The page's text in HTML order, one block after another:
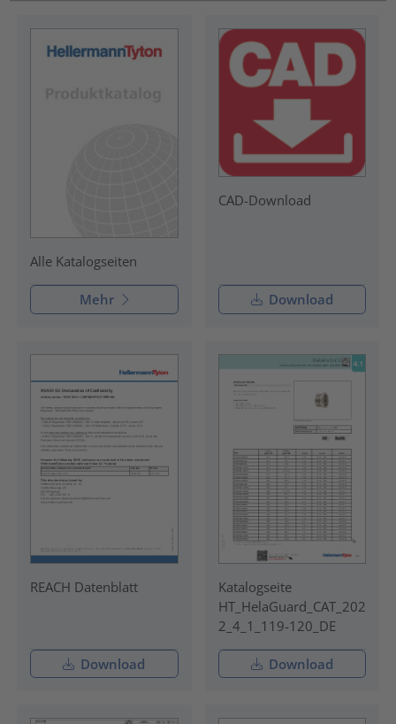
Alle Katalogseiten
Mehr
CAD-Download
Download
REACH Datenblatt
Download
Katalogseite
HT_HelaGuard_CAT_202
2_4_1_119-120_DE
Download